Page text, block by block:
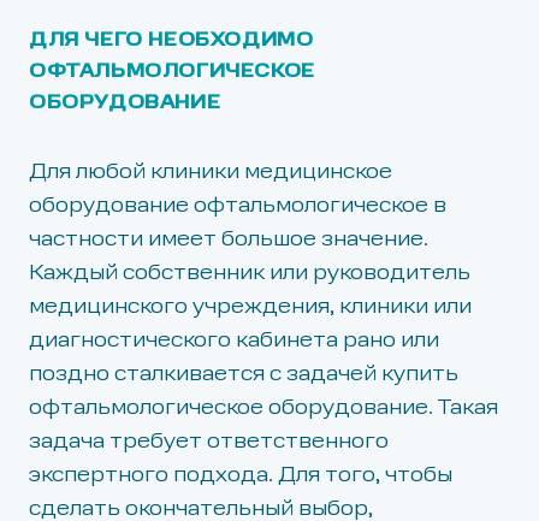
ДЛЯ ЧЕГО НЕОБХОДИМО
ОФТАЛЬМОЛОГИЧЕСКОЕ
ОБОРУДОВАНИЕ
Для любой клиники медицинское
оборудование офтальмологическое в
частности имеет большое значение.
Каждый собственник или руководитель
медицинского учреждения, клиники или
диагностического кабинета рано или
поздно сталкивается с задачей купить
офтальмологическое оборудование. Такая
задача требует ответственного
экспертного подхода. Для того, чтобы
сделать окончательный выбор,